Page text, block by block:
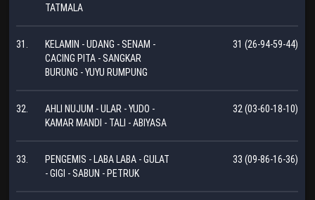
TATMALA
31.
KELAMIN - UDANG - SENAM -
CACING PITA - SANGKAR
BURUNG - YUYU RUMPUNG
31 (26-94-59-44)
32.
AHLI NUJUM - ULAR - YUDO -
KAMAR MANDI - TALI - ABIYASA
32 (03-60-18-10)
33.
PENGEMIS - LABA LABA - GULAT
- GIGI - SABUN - PETRUK
33 (09-86-16-36)